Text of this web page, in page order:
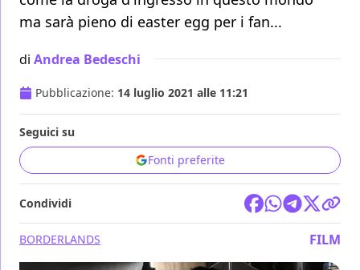
ma sarà pieno di easter egg per i fan...
di Andrea Bedeschi
Pubblicazione: 14 luglio 2021 alle 11:21
Seguici su
Fonti preferite
Condividi
BORDERLANDS FILM